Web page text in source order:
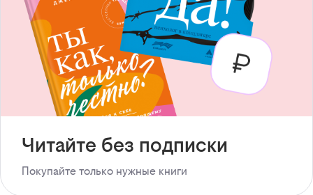
Читайте без подписки
Покупайте только нужные книги